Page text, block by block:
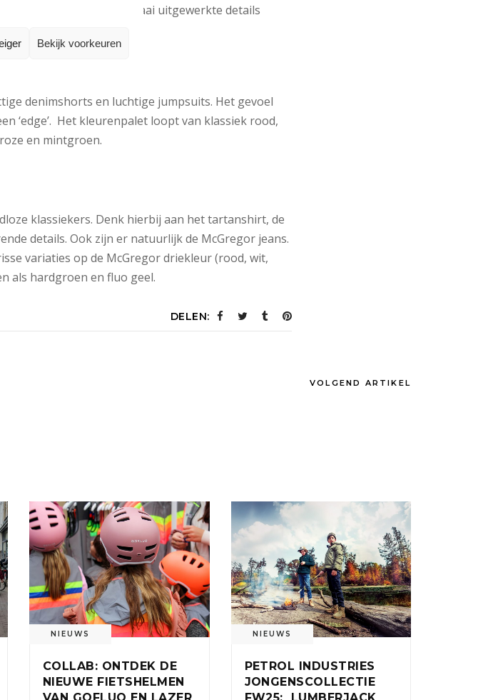
Bekijk voorkeuren
all-over prints en fraai uitgewerkte details
denimshorts en luchtige jumpsuits. Het gevoel
‘edge’. Het kleurenpalet loopt van klassiek rood,
en mintgroen.
klassiekers. Denk hierbij aan het tartanshirt, de
details. Ook zijn er natuurlijk de McGregor jeans.
variaties op de McGregor driekleur (rood, wit,
als hardgroen en fluo geel.
DELEN:
VOLGEND ARTIKEL
NIEUWS
COLLAB: ONTDEK DE
NIEUWE FIETSHELMEN
VAN GOFLUO EN LAZER
NIEUWS
PETROL INDUSTRIES
JONGENSCOLLECTIE
FW25: LUMBERJACK